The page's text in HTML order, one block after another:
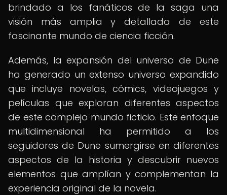
brindado a los fanáticos de la saga una
visión más amplia y detallada de este
fascinante mundo de ciencia ficción.
Además, la expansión del universo de Dune
ha generado un extenso universo expandido
que incluye novelas, cómics, videojuegos y
películas que exploran diferentes aspectos
de este complejo mundo ficticio. Este enfoque
multidimensional ha permitido a los
seguidores de Dune sumergirse en diferentes
aspectos de la historia y descubrir nuevos
elementos que amplían y complementan la
experiencia original de la novela.